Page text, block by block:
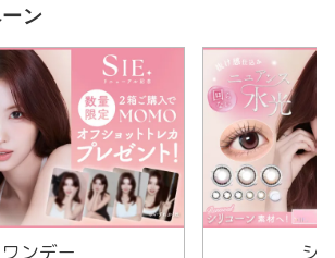
ン
ンデー
シ